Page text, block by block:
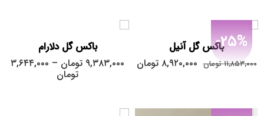
-25%باکس گل آنیل
۱۱,۸۵۳,۰۰۰ تومان ۸,۹۲۰,۰۰۰ تومان
باکس گل دلارام
۹,۳۸۳,۰۰۰ تومان – ۳,۶۴۴,۰۰۰
تومان